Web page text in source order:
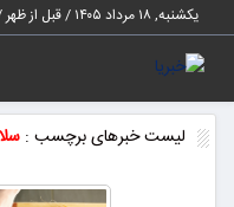
یکشنبه, ۱۸ مرداد ۱۴۰۵ / قبل از ظهر /
لیست خبرهای برچسب :